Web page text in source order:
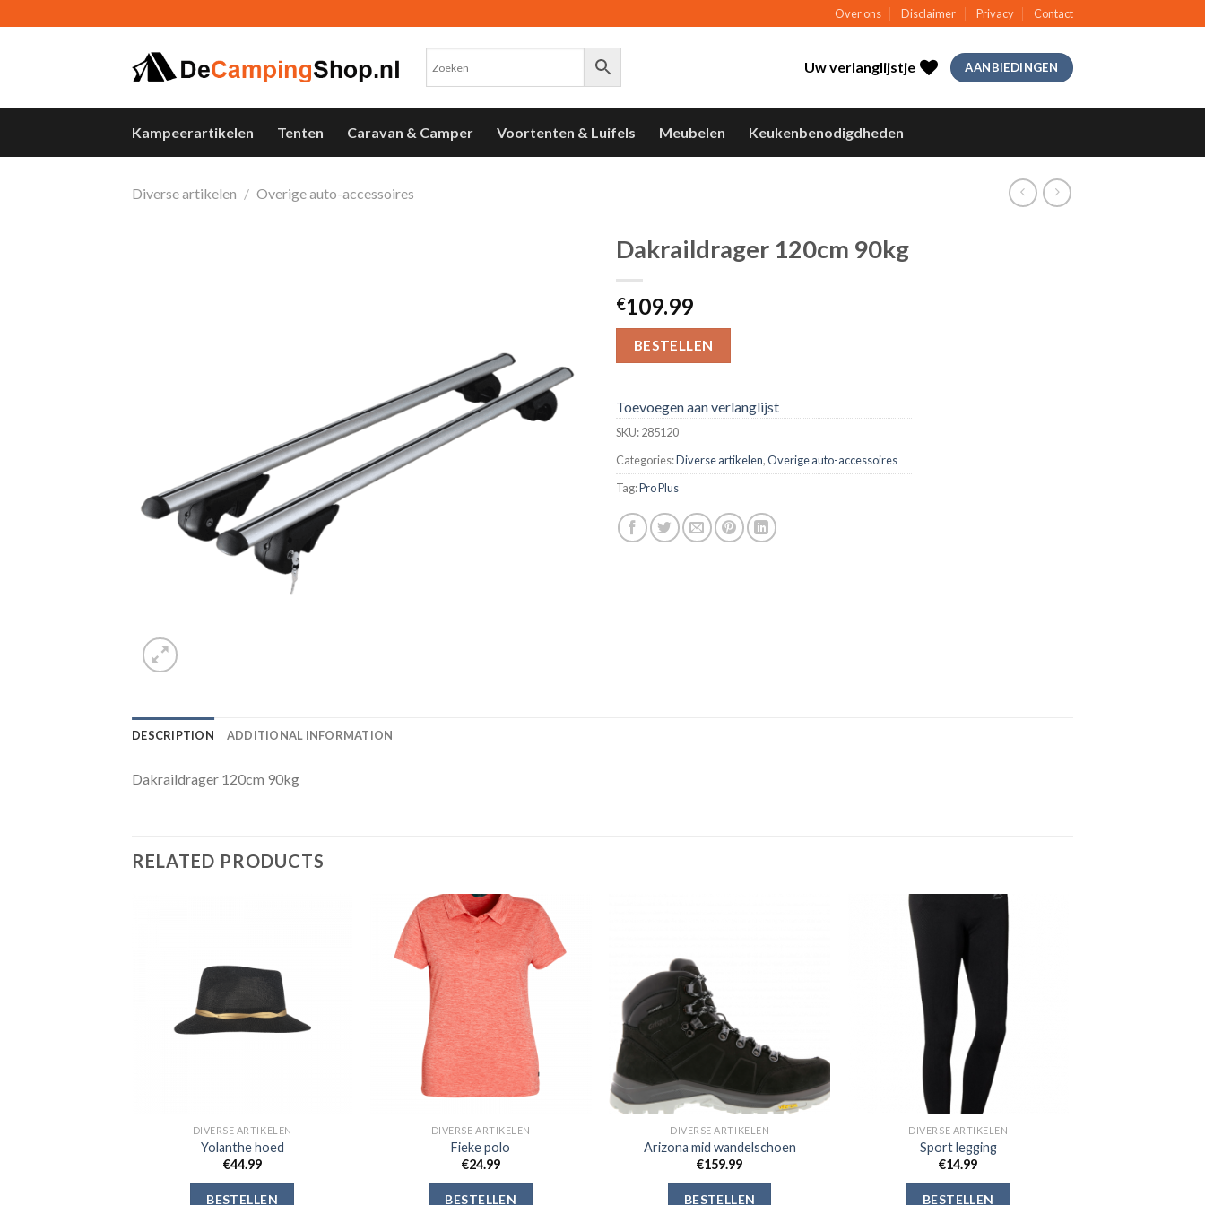
to
Over ons Disclaimer Privacy Contact
Uw verlanglijstje AANBIEDINGEN
Kampeerartikelen Tenten Caravan & Camper Voortenten & Luifels Meubelen Keukenbenodigdheden
Diverse artikelen / Overige auto-accessoires
Dakraildrager 120cm 90kg
€109.99
BESTELLEN
Toevoegen aan verlanglijst
SKU:285120
Categories:Diverse artikelen,Overige auto-accessoires
Tag:Pro Plus
DESCRIPTION ADDITIONAL INFORMATION
Dakraildrager 120cm 90kg
RELATED PRODUCTS
DIVERSE ARTIKELEN
Yolanthe hoed
€44.99
BESTELLEN
Toevoegen
aan
verlanglijst
DIVERSE ARTIKELEN
Fieke polo
€24.99
BESTELLEN
DIVERSE ARTIKELEN
Arizona mid wandelschoen
€159.99
BESTELLEN
Toevoegen
verlanglijst
DIVERSE ARTIKELEN
Sport legging
€14.99
BESTELLEN